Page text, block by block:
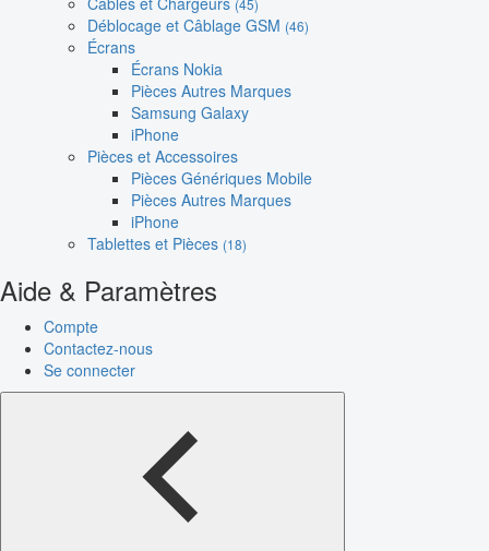
(45)
Déblocage et Câblage GSM (46)
Écrans
Écrans Nokia
Pièces Autres Marques
Samsung Galaxy
iPhone
Pièces et Accessoires
Pièces Génériques Mobile
Pièces Autres Marques
iPhone
Tablettes et Pièces (18)
Aide & Paramètres
Compte
Contactez-nous
Se connecter